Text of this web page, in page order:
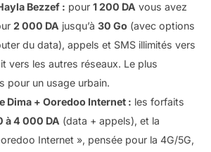
Bezzef : pour1 200 DA vous avez
2 000 DA jusqu’à30 Go (avec options
du data), appels et SMS illimités vers
vers les autres réseaux. Le plus
pour un usage urbain.
Dima + Ooredoo Internet : les forfaits
à 4 000 DA (data + appels), et la
Internet », pensée pour la 4G/5G,